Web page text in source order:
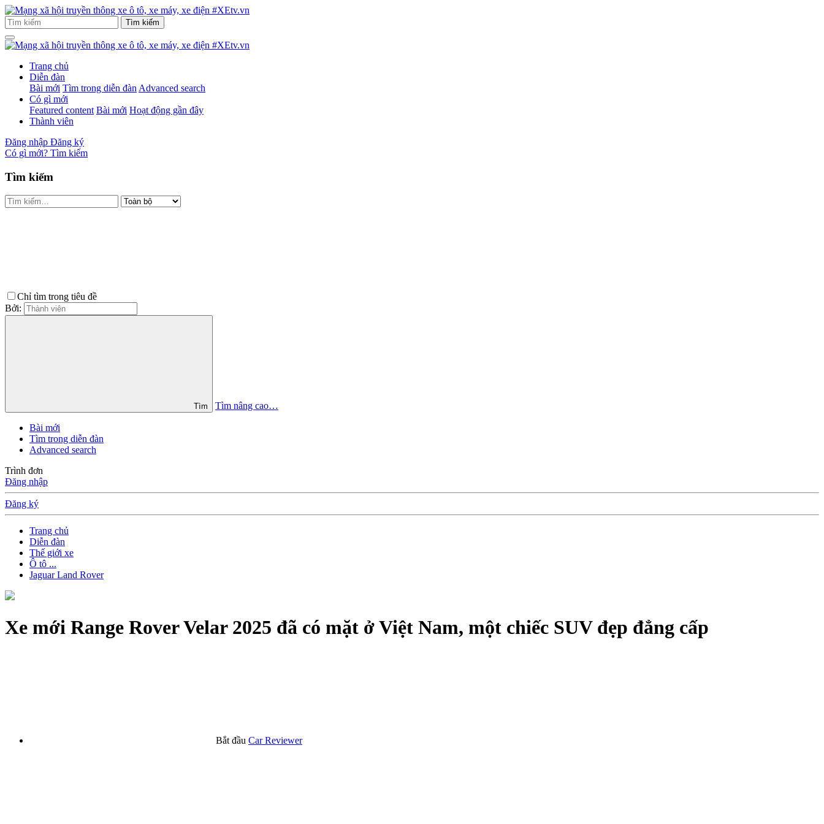
Trang chủ
Diễn đàn
Bài mới Tìm trong diễn đàn Advanced search
Có gì mới
Featured content Bài mới Hoạt động gần đây
Thành viên
Đăng nhập Đăng ký
Có gì mới? Tìm kiếm
Tìm kiếm
Chỉ tìm trong tiêu đề
Bởi:
Tìm Tìm nâng cao…
Bài mới
Tìm trong diễn đàn
Advanced search
Trình đơn
Đăng nhập
Đăng ký
Trang chủ
Diễn đàn
Thế giới xe
Ô tô ...
Jaguar Land Rover
Xe mới Range Rover Velar 2025 đã có mặt ở Việt Nam, một chiếc SUV đẹp đẳng cấp
Bắt đầu Car Reviewer